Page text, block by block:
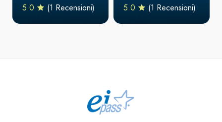
5.0 (1 Recensioni) 5.0 (1 Recensioni)